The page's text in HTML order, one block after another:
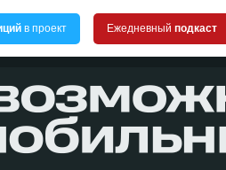
в проект Ежедневный подкаст